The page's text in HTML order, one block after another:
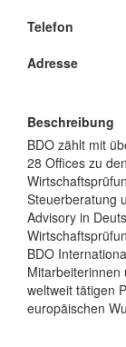
Telefon
Adresse
Beschreibung
BDO zählt mit
28 Offices zu
Steuerberatung
Advisory in
BDO
Mitarbeiterinnen
weltweit tätigen
europäischen